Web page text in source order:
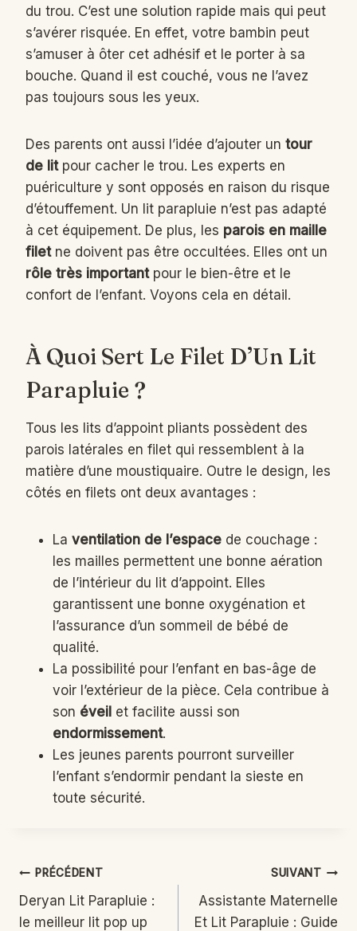
du trou. C’est une solution rapide mais qui peut
s’avérer risquée. En effet, votre bambin peut
s’amuser à ôter cet adhésif et le porter à sa
bouche. Quand il est couché, vous ne l’avez
pas toujours sous les yeux.
Des parents ont aussi l’idée d’ajouter un tour
de litpour cacher le trou. Les experts en
puériculture y sont opposés en raison du risque
d’étouffement. Un lit parapluie n’est pas adapté
à cet équipement. De plus, les parois en maille
filetne doivent pas être occultées. Elles ont un
rôle très important pour le bien-être et le
confort de l’enfant. Voyons cela en détail.
À Quoi Sert Le Filet D’Un Lit
Parapluie ?
Tous les lits d’appoint pliants possèdent des
parois latérales en filet qui ressemblent à la
matière d’une moustiquaire. Outre le design, les
côtés en filets ont deux avantages :
La ventilation de l’espace de couchage :
les mailles permettent une bonne aération
de l’intérieur du lit d’appoint. Elles
garantissent une bonne oxygénation et
l’assurance d’un sommeil de bébé de
qualité.
La possibilité pour l’enfant en bas-âge de
voir l’extérieur de la pièce. Cela contribue à
son éveil et facilite aussi son
endormissement.
Les jeunes parents pourront surveiller
l’enfant s’endormir pendant la sieste en
toute sécurité.
Navigation
de
PRÉCÉDENT
Deryan Lit Parapluie :
le meilleur lit pop up
SUIVANT
Assistante Maternelle
Et Lit Parapluie : Guide